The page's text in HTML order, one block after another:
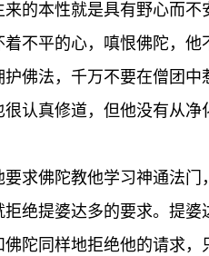
来的本性就是具有野心而
不平的心，嗔恨佛陀，
佛法，千万不要在僧团中
很认真修道，但他没有从
要求佛陀教他学习神通法
绝提婆达多的要求。提
陀同样地拒绝他的请求，